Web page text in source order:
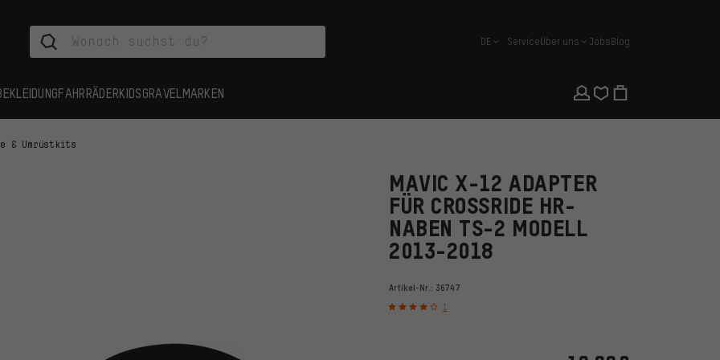
Deutsch
DE ServiceÜber uns JobsBlog
FAHRRÄDERKIDSGRAVEL MARKEN
& Umrüstkits
MAVIC X-12 ADAPTER
FÜR CROSSRIDE HR-
NABEN TS-2 MODELL
2013-2018
Artikel-Nr.: 36747
1